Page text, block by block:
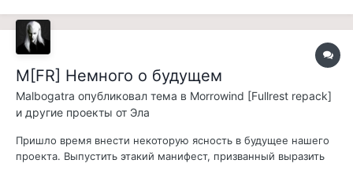
M[FR] Немного о будущем
Malbogatra опубликовал тема в Morrowind [Fullrest repack]
и другие проекты от Эла
Пришло время внести некоторую ясность в будущее нашего
проекта. Выпустить этакий манифест, призванный выразить